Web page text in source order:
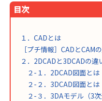
目次
１．CADとは
［プチ情報］CADとCAM
２．2DCADと3DCADの違
２-１．2DCAD図面とは
２-２．3DCAD図面とは
２-３．3DAモデル（3